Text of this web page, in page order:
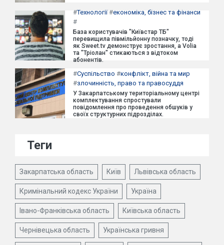
#Технології#економіка, бізнес та фінанси
#
База користувачів "Київстар ТБ"
перевищила півмільйонну позначку, тоді
як Sweet.tv демонструє зростання, а Volia
та "Тріолан" стикаються з відтоком
абонентів.
#Суспільство #конфлікт, війна та мир
#злочинність, право та правосуддя
У Закарпатському територіальному центрі
комплектування спростували
повідомлення про проведення обшуків у
своїх структурних підрозділах.
Теги
Закарпатська область Київ Львівська область
Кримінальний кодекс України Україна
Івано-Франківська область Київська область
Чернівецька область Українська гривня